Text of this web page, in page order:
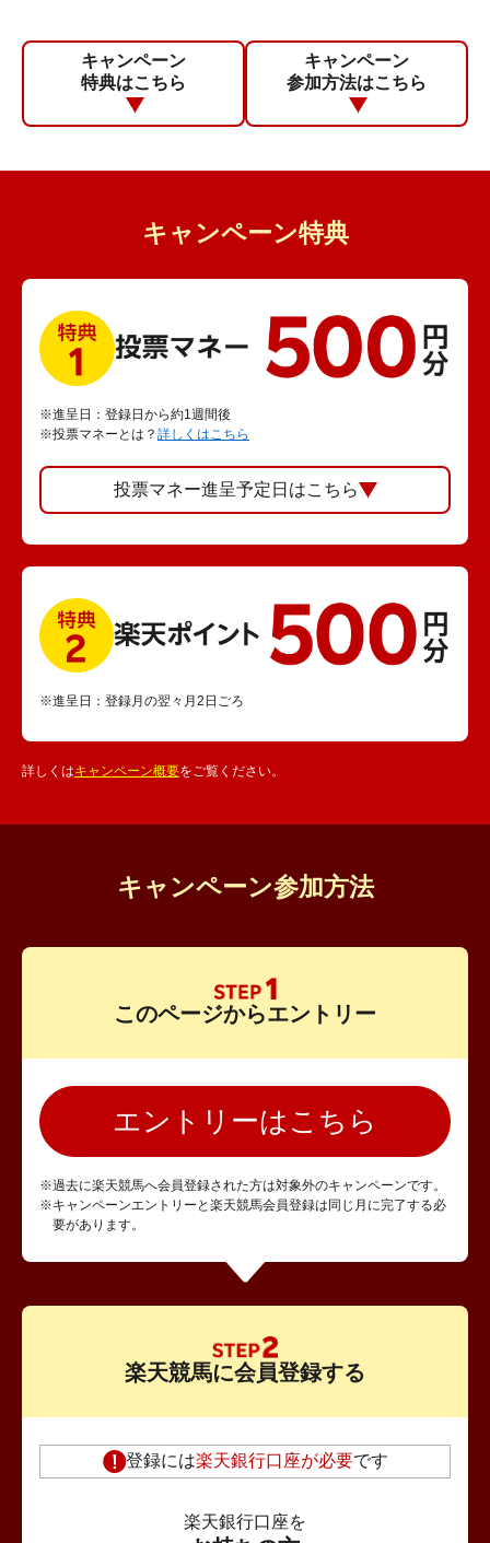
キャンペーン
特典はこちら
キャンペーン
参加方法はこちら
キャンペーン特典
※進呈日：登録日から約1週間後
※投票マネーとは？ 詳しくはこちら
投票マネー進呈予定日はこちら
※進呈日：登録月の翌々月2日ごろ
詳しくはキャンペーン概要をご覧ください。
キャンペーン参加方法
このページからエントリー
エントリーはこちら
※過去に楽天競馬へ会員登録された方は対象外のキャンペーンです。
※キャンペーンエントリーと楽天競馬会員登録は同じ月に完了する必
要があります。
楽天競馬に会員登録する
登録には楽天銀行口座が必要です
楽天銀行口座を